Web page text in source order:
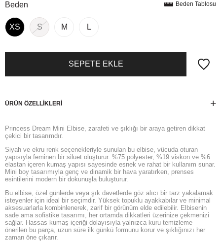
Beden
XS S M L
Beden Tablosu
ÜRÜN ÖZELLIKLERI
Princess Dream Mini Elbise, zarafeti ve şıklığı bir araya getiren dikkat
çekici bir tasarımdır.
Siyah ve ekru renk seçenekleriyle sunulan bu elbise, vücuda oturan
yapısıyla feminen bir siluet oluşturur. %75 polyester, %19 viskon ve %6
elastan içeren kumaş yapısı sayesinde esnek ve rahat bir kullanım sunar.
Mini boy tasarımıyla genç ve dinamik bir hava yaratırken, prenses
esintilerini modern bir dokunuşla buluşturur.
Bu elbise, özel günlerde veya şık davetlerde göz alıcı bir tarz yakalamak
isteyenler için ideal bir seçimdir. Yüksek topuklu ayakkabılar ve minimal
aksesuarlarla kombinlenerek, zarif bir görünüm elde edilebilir. Elbisenin
sade ama sofistike tasarımı, her ortamda dikkatleri üzerinize çekmenizi
sağlar. Hassas kumaş içeriği dolayısıyla yalnızca kuru temizleme
önerilen bu parça, uzun süre ilk günkü formunu korur ve şıklığınızı her
zaman öne çıkarır.